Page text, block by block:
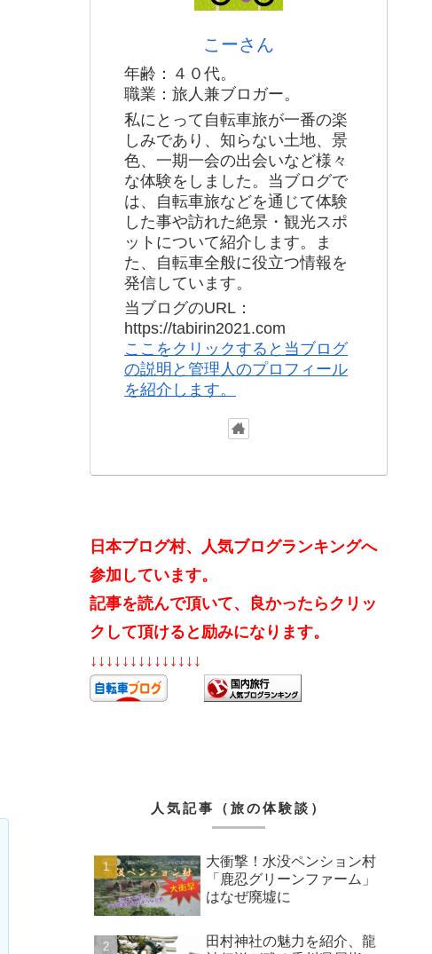
こーさん
年齢：４０代。
職業：旅人兼ブロガー。
私にとって自転車旅が一番の楽
しみであり、知らない土地、景
色、一期一会の出会いなど様々
な体験をしました。当ブログで
は、自転車旅などを通じて体験
した事や訪れた絶景・観光スポ
ットについて紹介します。ま
た、自転車全般に役立つ情報を
発信しています。
当ブログのURL：
https://tabirin2021.com
ここをクリックすると当ブログ
の説明と管理人のプロフィール
を紹介します。
日本ブログ村、人気ブログランキングへ
参加しています。
記事を読んで頂いて、良かったらクリッ
クして頂けると励みになります。
↓↓↓↓↓↓↓↓↓↓↓↓↓↓
人気記事（旅の体験談）
大衝撃！水没ペンション村
「鹿忍グリーンファーム」
はなぜ廃墟に
田村神社の魅力を紹介、龍